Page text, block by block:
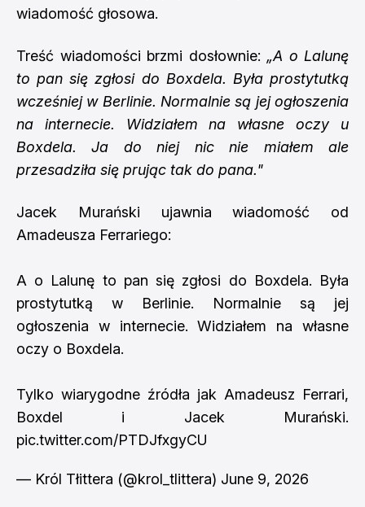
wiadomość głosowa.
Treść wiadomości brzmi dosłownie: „A o Lalunę
to pan się zgłosi do Boxdela. Była prostytutką
wcześniej w Berlinie. Normalnie są jej ogłoszenia
na internecie. Widziałem na własne oczy u
Boxdela. Ja do niej nic nie miałem ale
przesadziła się prując tak do pana."
Jacek Murański ujawnia wiadomość od
Amadeusza Ferrariego:
A o Lalunę to pan się zgłosi do Boxdela. Była
prostytutką w Berlinie. Normalnie są jej
ogłoszenia w internecie. Widziałem na własne
oczy o Boxdela.
Tylko wiarygodne źródła jak Amadeusz Ferrari,
Boxdel i Jacek Murański.
pic.twitter.com/PTDJfxgyCU
— Król Tłittera (@krol_tlittera) June 9, 2026